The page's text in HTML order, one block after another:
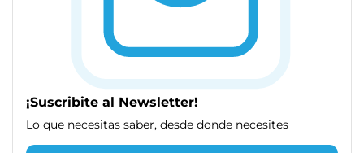
¡Suscribite al Newsletter!
Lo que necesitas saber, desde donde necesites